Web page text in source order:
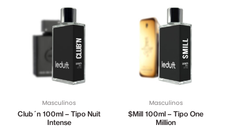
Masculinos
Club´n 100ml – Tipo Nuit
Intense
Masculinos
$Mill 100ml – Tipo One
Million